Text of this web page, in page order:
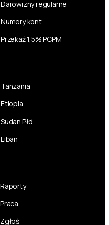
Darowizny regularne
Numery kont
Przekaż 1,5% PCPM
Tanzania
Etiopia
Sudan Płd.
Liban
Raporty
Praca
Zgłoś